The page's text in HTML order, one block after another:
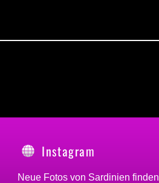
Instagram
Neue Fotos von Sardinien finden